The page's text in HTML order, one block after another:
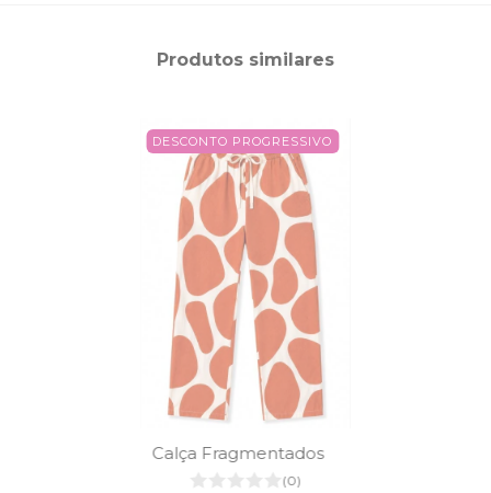
Produtos similares
DESCONTO PROGRESSIVO
Calça Fragmentados
(0)